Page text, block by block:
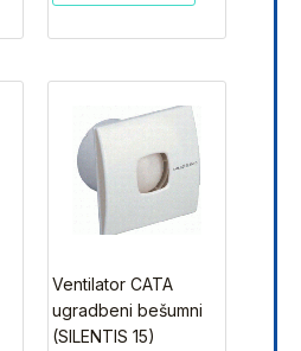
Ventilator CATA
ugradbeni bešumni
(SILENTIS 15)